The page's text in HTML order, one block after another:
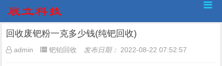
回收废钯粉一克多少钱(纯钯回收)
admin 钯铂回收 发布日期： 2022-08-22 07:52:57